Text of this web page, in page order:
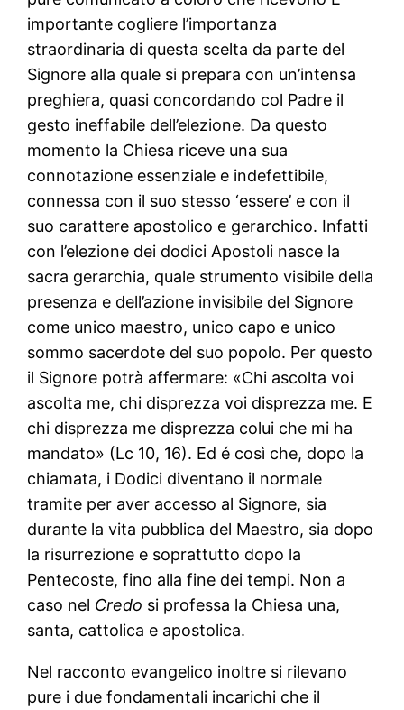
importante cogliere l’importanza
straordinaria di questa scelta da parte del
Signore alla quale si prepara con un’intensa
preghiera, quasi concordando col Padre il
gesto ineffabile dell’elezione. Da questo
momento la Chiesa riceve una sua
connotazione essenziale e indefettibile,
connessa con il suo stesso ‘essere’ e con il
suo carattere apostolico e gerarchico. Infatti
con l’elezione dei dodici Apostoli nasce la
sacra gerarchia, quale strumento visibile della
presenza e dell’azione invisibile del Signore
come unico maestro, unico capo e unico
sommo sacerdote del suo popolo. Per questo
il Signore potrà affermare: «Chi ascolta voi
ascolta me, chi disprezza voi disprezza me. E
chi disprezza me disprezza colui che mi ha
mandato» (Lc 10, 16). Ed é così che, dopo la
chiamata, i Dodici diventano il normale
tramite per aver accesso al Signore, sia
durante la vita pubblica del Maestro, sia dopo
la risurrezione e soprattutto dopo la
Pentecoste, fino alla fine dei tempi. Non a
caso nel Credo si professa la Chiesa una,
santa, cattolica e apostolica.
Nel racconto evangelico inoltre si rilevano
pure i due fondamentali incarichi che il